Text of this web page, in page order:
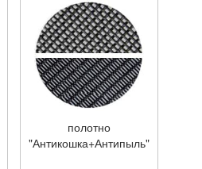
полотно
"Антикошка+Антипыль"